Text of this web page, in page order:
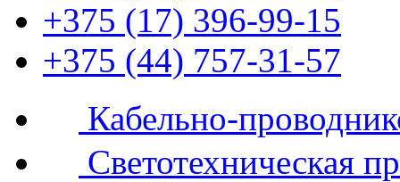
+375 (17) 396-99-15
+375 (44) 757-31-57
Кабельно-
Светотехническая